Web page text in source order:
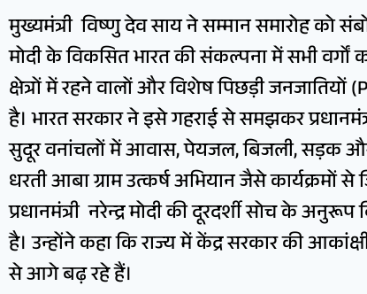
मुख्यमंत्री विष्णु देव साय ने सम्मान समारोह को
मोदी के विकसित भारत की संकल्पना में सभी वर्गों
क्षेत्रों में रहने वालों और विशेष पिछड़ी
है। भारत सरकार ने इसे गहराई से समझकर
सुदूर वनांचलों में आवास, पेयजल, बिजली, सड़क और
धरती आबा ग्राम उत्कर्ष अभियान जैसे कार्यक्रमों
प्रधानमंत्री नरेन्द्र मोदी की दूरदर्शी सोच के
है। उन्होंने कहा कि राज्य में केंद्र सरकार की
से आगे बढ़ रहे हैं।